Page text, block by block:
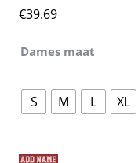
€39.69
Dames maat
S M L XL